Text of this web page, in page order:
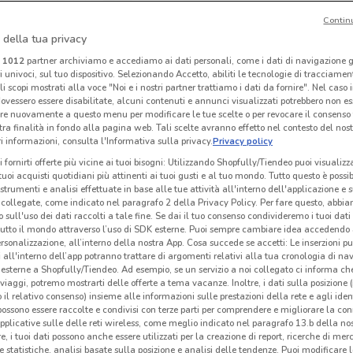
Ethos
Scade il 30/10 536 m
Ethos
Scade il 30/10 536 m
Acqua & Sapone
Scade il 16/08 547 m
-1 GIORNO
Acqua & Sapone
Scade domani 547 m
della tua privacy
1012partner archiviamo e accediamo ai dati personali, come i dati di navigazione
sul tuo dispositivo. Selezionando Accetto, abiliti le tecnologie di
scopi mostrati alla voce "Noi e i nostri partner trattiamo i dati da fornire". Nel caso
essere disabilitate, alcuni contenuti e annunci visualizzati potrebbero non
nuovamente a questo menu per modificare le tue scelte o per revocare il
finalità in fondo alla pagina web. Tali scelte avranno effetto nel contesto del
informazioni, consulta l'Informativa sulla privacy.Privacy policy
fornirti offerte più vicine ai tuoi bisogni: Utilizzando Shopfully/Tiendeo puoi
acquisti quotidiani più attinenti ai tuoi gusti e al tuo mondo. Tutto questo è
e analisi effettuate in base alle tue attività all'interno dell'applicazione e
come indicato nel paragrafo 2 della Privacy Policy. Per fare questo,
sull'uso dei dati raccolti a tale fine. Se dai il tuo consenso condivideremo i tuoi dati
il mondo attraverso l’uso di SDK esterne. Puoi sempre cambiare idea accedendo
all’interno della nostra App. Cosa succede se accetti: Le inserzioni
all'interno dell’app potranno trattare di argomenti relativi alla tua cronologia di
a Shopfully/Tiendeo. Ad esempio, se un servizio a noi collegato ci informa
potremo mostrarti delle offerte a tema vacanze. Inoltre, i dati sulla posizione
il relativo consenso) insieme alle informazioni sulle prestazioni della rete e agli
essere raccolte e condivisi con terze parti per comprendere e migliorare la
sulle delle reti wireless, come meglio indicato nel paragrafo 13.b della
i tuoi dati possono anche essere utilizzati per la creazione di report, ricerche di
statistiche, analisi basate sulla posizione e analisi delle tendenze. Puoi modificare